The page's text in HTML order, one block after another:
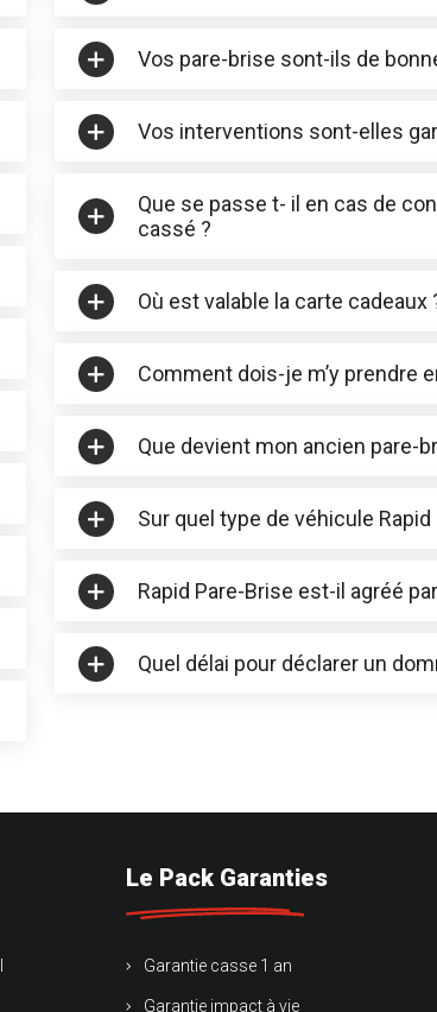
Vos pare-brise sont-ils de
Vos interventions sont-elles
Que se passe t- il en cas de
cassé ?
Où est valable la carte cadeaux
Comment dois-je m’y prendre
Que devient mon ancien pare-
Sur quel type de véhicule
Rapid Pare-Brise est-il agréé
Quel délai pour déclarer un
Le Pack Garanties
Garantie casse 1 an
Garantie impact à vie